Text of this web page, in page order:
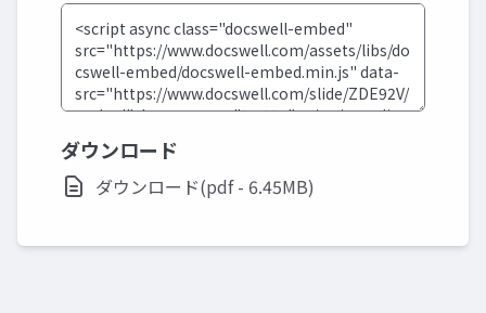
ダウンロード
ダウンロード(pdf - 6.45MB)